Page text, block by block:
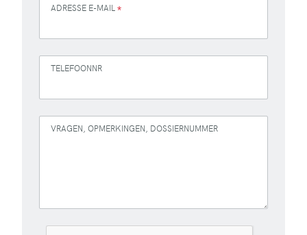
ADRESSE E-MAIL *
TELEFOONNR
VRAGEN, OPMERKINGEN, DOSSIERNUMMER